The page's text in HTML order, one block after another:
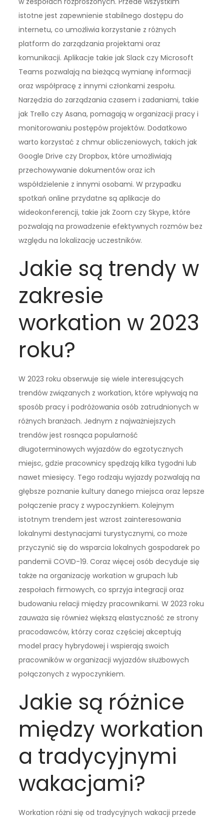
istotne jest zapewnienie stabilnego dostępu do
internetu, co umożliwia korzystanie z różnych
platform do zarządzania projektami oraz
komunikacji. Aplikacje takie jak Slack czy Microsoft
Teams pozwalają na bieżącą wymianę informacji
oraz współpracę z innymi członkami zespołu.
Narzędzia do zarządzania czasem i zadaniami, takie
jak Trello czy Asana, pomagają w organizacji pracy i
monitorowaniu postępów projektów. Dodatkowo
warto korzystać z chmur obliczeniowych, takich jak
Google Drive czy Dropbox, które umożliwiają
przechowywanie dokumentów oraz ich
współdzielenie z innymi osobami. W przypadku
spotkań online przydatne są aplikacje do
wideokonferencji, takie jak Zoom czy Skype, które
pozwalają na prowadzenie efektywnych rozmów bez
względu na lokalizację uczestników.
Jakie są trendy w
zakresie
workation w 2023
roku?
W 2023 roku obserwuje się wiele interesujących
trendów związanych z workation, które wpływają na
sposób pracy i podróżowania osób zatrudnionych w
różnych branżach. Jednym z najważniejszych
trendów jest rosnąca popularność
długoterminowych wyjazdów do egzotycznych
miejsc, gdzie pracownicy spędzają kilka tygodni lub
nawet miesięcy. Tego rodzaju wyjazdy pozwalają na
głębsze poznanie kultury danego miejsca oraz lepsze
połączenie pracy z wypoczynkiem. Kolejnym
istotnym trendem jest wzrost zainteresowania
lokalnymi destynacjami turystycznymi, co może
przyczynić się do wsparcia lokalnych gospodarek po
pandemii COVID-19. Coraz więcej osób decyduje się
także na organizację workation w grupach lub
zespołach firmowych, co sprzyja integracji oraz
budowaniu relacji między pracownikami. W 2023 roku
zauważa się również większą elastyczność ze strony
pracodawców, którzy coraz częściej akceptują
model pracy hybrydowej i wspierają swoich
pracowników w organizacji wyjazdów służbowych
połączonych z wypoczynkiem.
Jakie są różnice
między workation
a tradycyjnymi
wakacjami?
Workation różni się od tradycyjnych wakacji przede